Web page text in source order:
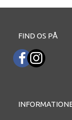
FIND OS PÅ